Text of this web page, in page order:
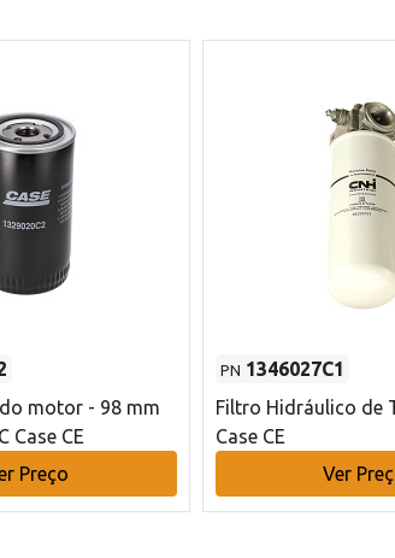
motor - 98 mm
Case CE
Preço
PN 1346027C1
Filtro Hidráulico de
Case CE
Ver